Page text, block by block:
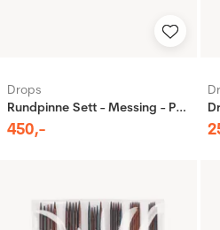
Drops
Rundpinne Sett - Messing - Pro Classic
450,-